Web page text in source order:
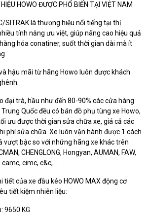
HOWO ĐƯỢC PHỔ BIẾN TẠI VIỆT NAM
SITRAK là thương hiệu nổi tiếng tại thị
tính năng ưu việt, giúp nâng cao hiệu quả
hóa conatiner, suốt thời gian dài mà ít
hậu mãi từ hãng Howo luôn được khách
đại trà, hầu như đến 80-90% các cửa hàng
Quốc đều có bán đồ phụ tùng xe Howo,
ưu được thời gian sửa chữa xe, giá cả các
phí sửa chữa. Xe luôn vận hành được 1 cách
vượt bậc so với những hãng xe khác trên
CHENGLONG, Hongyan, AUMAN, FAW,
cimc, c&c,...
tiết của xe đầu kéo HOWO MAX động cơ
tiết kiệm nhiên liệu:
9650 KG